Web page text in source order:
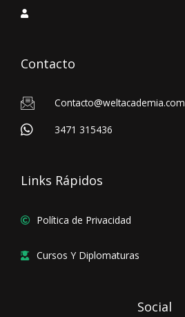
Contacto
Contacto@weltacademia.com
3471 315436
Links Rápidos
Política de Privacidad
Cursos Y Diplomaturas
Social